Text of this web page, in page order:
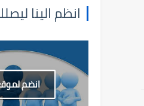
انظم الينا
انضم